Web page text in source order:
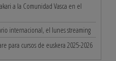
a la Comunidad Vasca en el
internacional, el lunes streaming
para cursos de euskera 2025-2026